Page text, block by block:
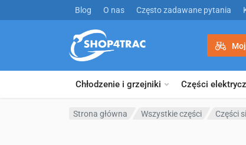
Blog O nas Często zadawane pytania
Chłodzenie i grzejniki Części
Strona główna Wszystkie części Części